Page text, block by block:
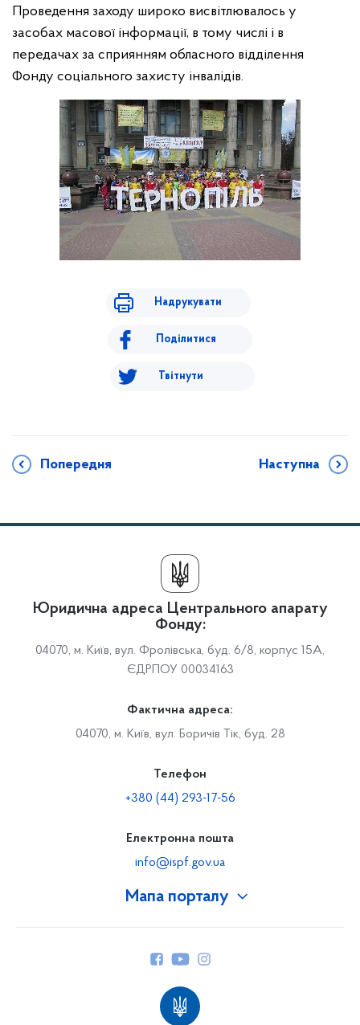
Проведення заходу широко висвітлювалось у
засобах масової інформації, в тому числі і в
передачах за сприянням обласного відділення
Фонду соціального захисту інвалідів.
Надрукувати
Поділитися
Твітнути
Попередня Наступна
Мапа порталу
Юридична адреса Центрального апарату
Фонду:
04070, м. Київ, вул. Фролівська, буд. 6/8, корпус 15А,
ЄДРПОУ 00034163
Фактична адреса:
04070, м. Київ, вул. Боричів Тік, буд. 28
Телефон
+380 (44) 293-17-56
Електронна пошта
info@ispf.gov.ua